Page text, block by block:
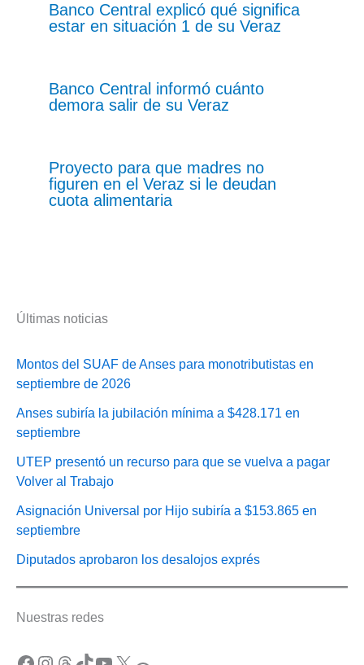
Banco Central explicó qué significa
estar en situación 1 de su Veraz
Banco Central informó cuánto
demora salir de su Veraz
Proyecto para que madres no
figuren en el Veraz si le deudan
cuota alimentaria
Últimas noticias
Montos del SUAF de Anses para monotributistas en
septiembre de 2026
Anses subiría la jubilación mínima a $428.171 en
septiembre
UTEP presentó un recurso para que se vuelva a pagar
Volver al Trabajo
Asignación Universal por Hijo subiría a $153.865 en
septiembre
Diputados aprobaron los desalojos exprés
Nuestras redes